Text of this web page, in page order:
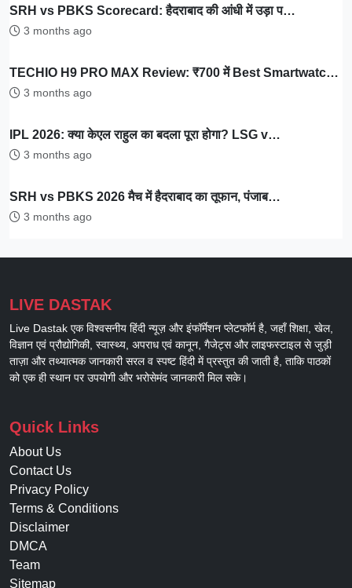
SRH vs PBKS Scorecard: हैदराबाद की आंधी में उड़ा प…
3 months ago
TECHIO H9 PRO MAX Review: ₹700 में Best Smartwatc…
3 months ago
IPL 2026: क्या केएल राहुल का बदला पूरा होगा? LSG v…
3 months ago
SRH vs PBKS 2026 मैच में हैदराबाद का तूफान, पंजाब…
3 months ago
LIVE DASTAK
Live Dastak एक विश्वसनीय हिंदी न्यूज़ और इंफॉर्मेशन प्लेटफॉर्म है, जहाँ शिक्षा, खेल,
विज्ञान एवं प्रौद्योगिकी, स्वास्थ्य, अपराध एवं कानून, गैजेट्स और लाइफस्टाइल से जुड़ी
ताज़ा और तथ्यात्मक जानकारी सरल व स्पष्ट हिंदी में प्रस्तुत की जाती है, ताकि पाठकों
को एक ही स्थान पर उपयोगी और भरोसेमंद जानकारी मिल सके।
Quick Links
About Us
Contact Us
Privacy Policy
Terms & Conditions
Disclaimer
DMCA
Team
Sitemap